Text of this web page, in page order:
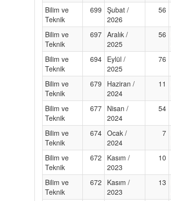
Bilim ve
Teknik
699
Şubat /
2026
56
Bilim ve
Teknik
697 Aralık /
2025
56
Bilim ve
Teknik
694 Eylül /
2025
76
Bilim ve
Teknik
679
Haziran /
2024
11
Bilim ve
Teknik
677 Nisan /
2024
54
Bilim ve
Teknik
674 Ocak /
2024
7
Bilim ve
Teknik
672
Kasım /
2023
10
Bilim ve
Teknik
672
Kasım /
2023
13